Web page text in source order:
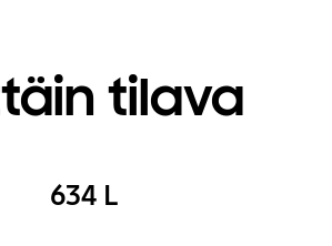
tilava
634 L